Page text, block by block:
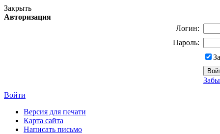
Закрыть
Авторизация
Логин:
Пароль:
Войти
Версия для печати
Карта сайта
Написать письмо